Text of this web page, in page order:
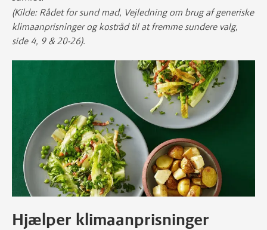
(Kilde: Rådet for sund mad, Vejledning om brug af generiske
klimaanprisninger og kostråd til at fremme sundere valg,
side 4, 9 & 20-26).
Hjælper klimaanprisninger